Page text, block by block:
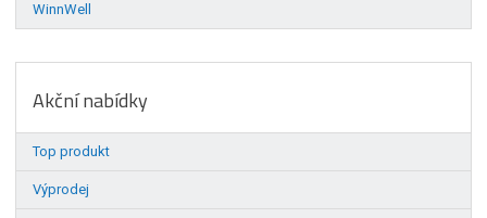
WinnWell
Akční nabídky
Top produkt
Výprodej